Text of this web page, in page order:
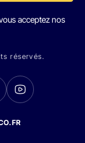
acceptez nos
réservés.